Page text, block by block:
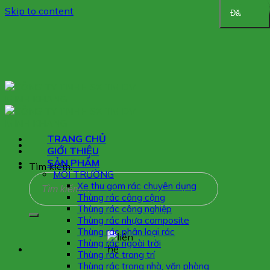
Skip to content
Tìm kiếm:
TRANG CHỦ
GIỚI THIỆU
SẢN PHẨM
MÔI TRƯỜNG
Xe thu gom rác chuyên dụng
Thùng rác công cộng
Thùng rác công nghiệp
Thùng rác nhựa composite
Thùng rác phân loại rác
Thùng rác ngoài trời
Thùng rác trang trí
Thùng rác trong nhà, văn phòng
Đăng ký